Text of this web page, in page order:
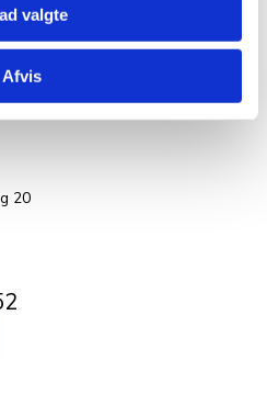
valgte
Afvis
20